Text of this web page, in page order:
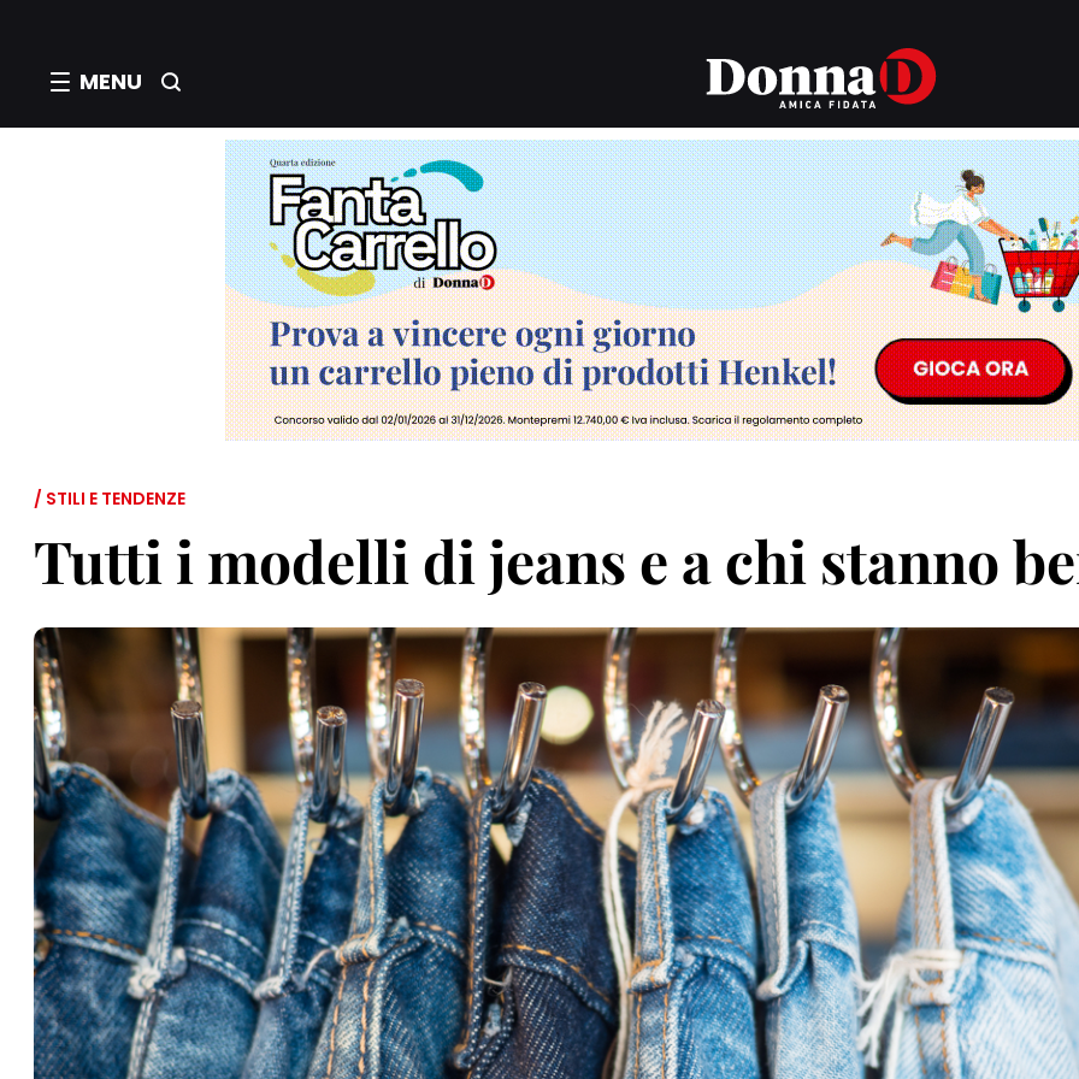
MENU
/ STILI E TENDENZE
Tutti i modelli di jeans e a chi stanno